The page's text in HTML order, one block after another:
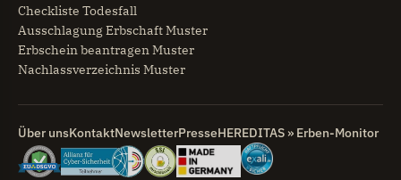
Checkliste Todesfall
Ausschlagung Erbschaft Muster
Erbschein beantragen Muster
Nachlassverzeichnis Muster
Über unsKontaktNewsletterPresseHEREDITAS » Erben-Monitor